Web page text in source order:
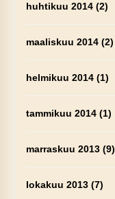
huhtikuu 2014(2)
maaliskuu 2014(2)
helmikuu 2014(1)
tammikuu 2014(1)
marraskuu 2013(9)
lokakuu 2013(7)